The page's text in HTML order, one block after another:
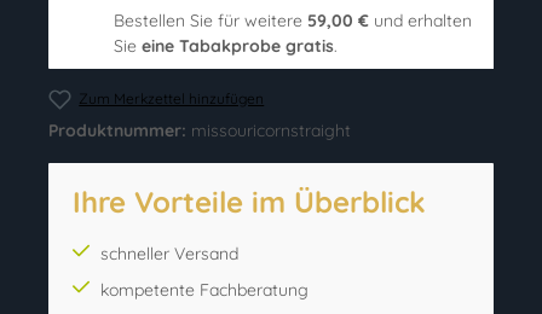
Bestellen Sie für weitere 59,00 € und erhalten
Sie eine Tabakprobe gratis.
Zum Merkzettel hinzufügen
Produktnummer: missouricornstraight
Ihre Vorteile im Überblick
schneller Versand
kompetente Fachberatung